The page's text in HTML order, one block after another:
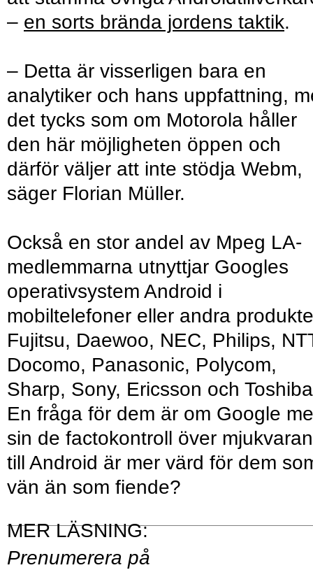
– en sorts brända jordens taktik.
– Detta är visserligen bara en
analytiker och hans uppfattning,
det tycks som om Motorola håller
den här möjligheten öppen och
därför väljer att inte stödja Webm,
säger Florian Müller.
Också en stor andel av Mpeg LA-
medlemmarna utnyttjar Googles
operativsystem Android i
mobiltelefoner eller andra
Fujitsu, Daewoo, NEC, Philips,
Docomo, Panasonic, Polycom,
Sharp, Sony, Ericsson och
En fråga för dem är om Google
sin de factokontroll över mjukvaran
till Android är mer värd för dem
vän än som fiende?
Prenumerera på